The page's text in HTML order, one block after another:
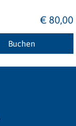
€ 80,00
Buchen